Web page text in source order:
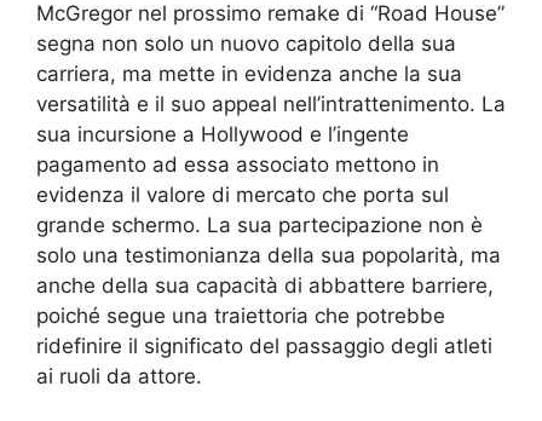
McGregor nel prossimo remake di “Road House”
segna non solo un nuovo capitolo della sua
carriera, ma mette in evidenza anche la sua
versatilità e il suo appeal nell’intrattenimento. La
sua incursione a Hollywood e l’ingente
pagamento ad essa associato mettono in
evidenza il valore di mercato che porta sul
grande schermo. La sua partecipazione non è
solo una testimonianza della sua popolarità, ma
anche della sua capacità di abbattere barriere,
poiché segue una traiettoria che potrebbe
ridefinire il significato del passaggio degli atleti
ai ruoli da attore.